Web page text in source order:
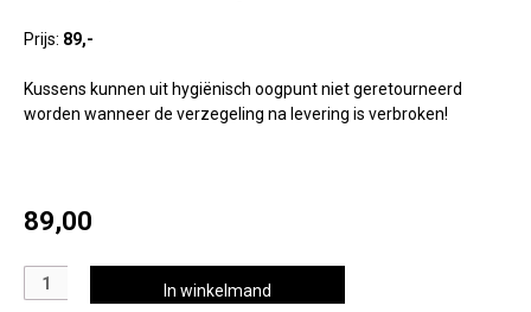
Prijs: 89,-
Kussens kunnen uit hygiënisch oogpunt niet geretourneerd
worden wanneer de verzegeling na levering is verbroken!
89,00
Sleep
&
In winkelmand